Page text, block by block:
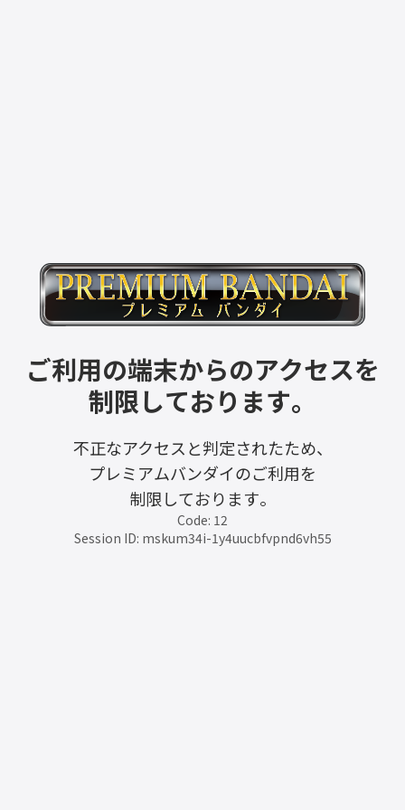
ご利用の端末からのアクセスを
制限しております。
不正なアクセスと判定されたため、
プレミアムバンダイのご利用を
制限しております。
Code: 12
Session ID: mskum34i-1y4uucbfvpnd6vh55